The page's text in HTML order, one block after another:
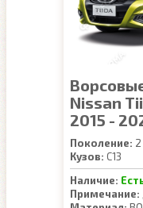
Nissan
2015 -
Поколение:
Кузов: C13
Наличие:
Примечание: